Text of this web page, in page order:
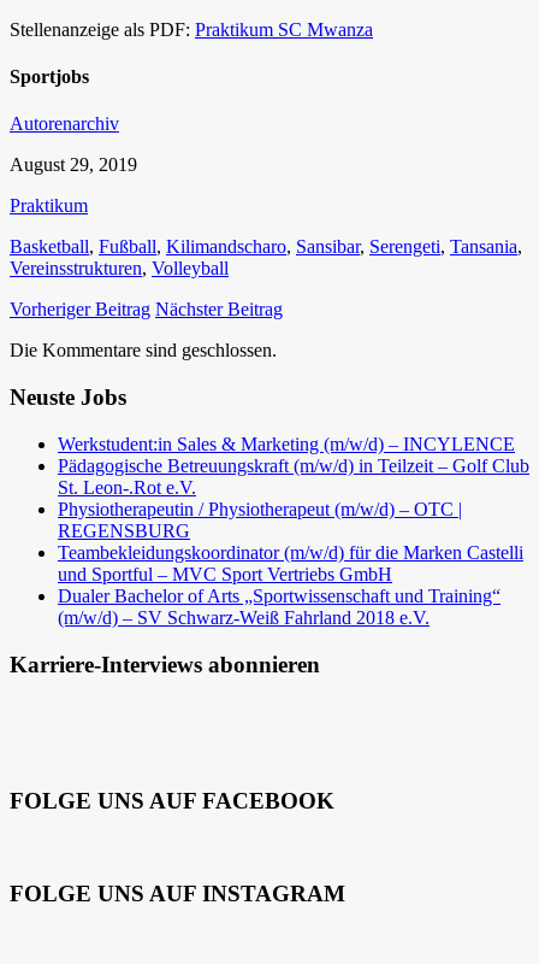
Stellenanzeige als PDF: Praktikum SC Mwanza
Sportjobs
Autorenarchiv
August 29, 2019
Praktikum
Basketball, Fußball, Kilimandscharo, Sansibar, Serengeti, Tansania,
Vereinsstrukturen, Volleyball
Vorheriger Beitrag Nächster Beitrag
Die Kommentare sind geschlossen.
Neuste Jobs
Werkstudent:in Sales & Marketing (m/w/d) – INCYLENCE
Pädagogische Betreuungskraft (m/w/d) in Teilzeit – Golf Club
St. Leon-.Rot e.V.
Physiotherapeutin / Physiotherapeut (m/w/d) – OTC |
REGENSBURG
Teambekleidungskoordinator (m/w/d) für die Marken Castelli
und Sportful – MVC Sport Vertriebs GmbH
Dualer Bachelor of Arts „Sportwissenschaft und Training“
(m/w/d) – SV Schwarz-Weiß Fahrland 2018 e.V.
Karriere-Interviews abonnieren
FOLGE UNS AUF FACEBOOK
FOLGE UNS AUF INSTAGRAM